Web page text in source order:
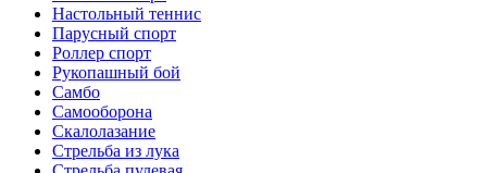
Настольный теннис
Парусный спорт
Роллер спорт
Рукопашный бой
Самбо
Самооборона
Скалолазание
Стрельба из лука